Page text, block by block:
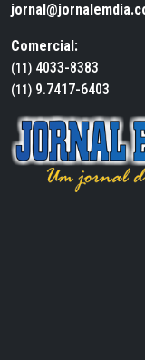
Comercial:
(11) 4033-8383
(11) 9.7417-6403